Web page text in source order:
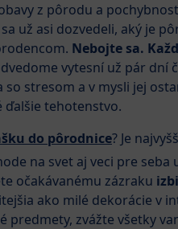
z pôrodu a
už asi dozvedeli, aký je
Nebojte sa.
vytesní už pár
so stresom a v mysli jej
tehotenstvo.
do pôrodnice? Je
na svet aj veci pre
očakávanému zázraku
ako milé dekorácie v
predmety, zvážte všetky